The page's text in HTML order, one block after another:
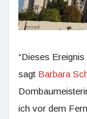
“Dieses
sagt Barbara
ich vor dem